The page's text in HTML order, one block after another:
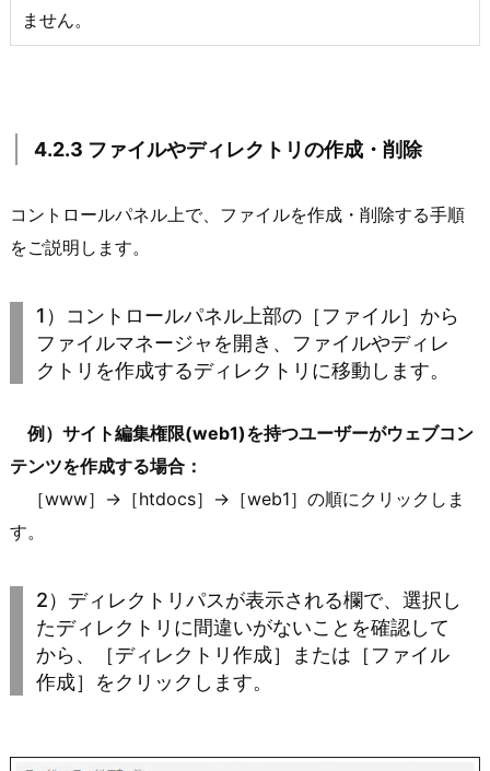
ません。
4.2.3 ファイルやディレクトリの作成・削除
コントロールパネル上で、ファイルを作成・削除する手順
をご説明します。
1）コントロールパネル上部の［ファイル］から
ファイルマネージャを開き、ファイルやディレ
クトリを作成するディレクトリに移動します。
例）サイト編集権限(web1)を持つユーザーがウェブコン
テンツを作成する場合：
［www］→［htdocs］→［web1］の順にクリックしま
す。
2）ディレクトリパスが表示される欄で、選択し
たディレクトリに間違いがないことを確認して
から、［ディレクトリ作成］または［ファイル
作成］をクリックします。